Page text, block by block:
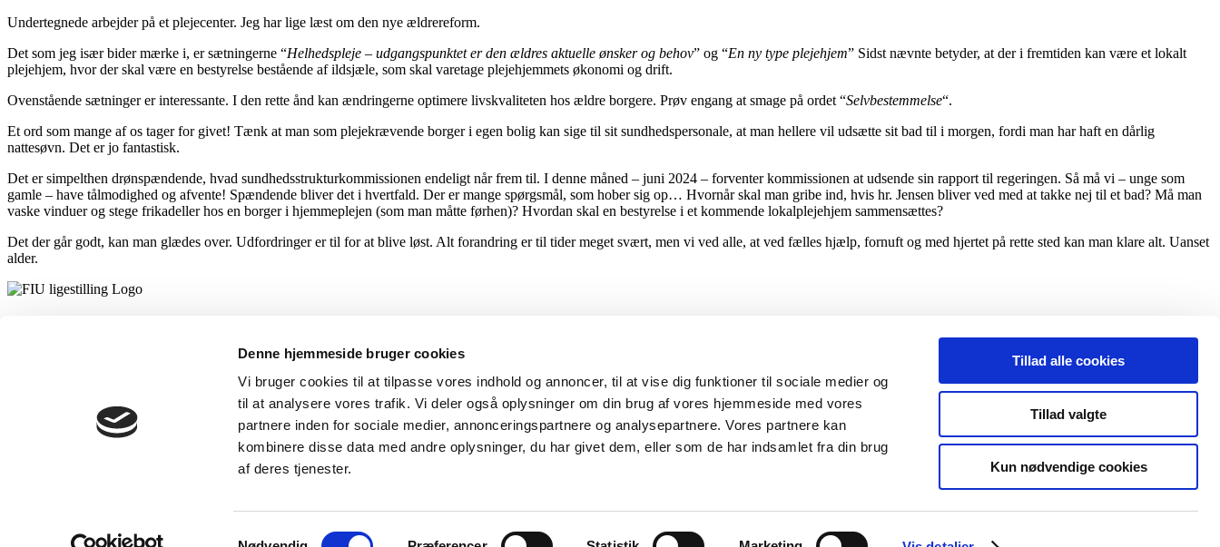
Denne hjemmeside bruger cookies
Vi bruger cookies til at tilpasse vores indhold og annoncer, til at vise dig funktioner til sociale medier og
til at analysere vores trafik. Vi deler også oplysninger om din brug af vores hjemmeside med vores
partnere inden for sociale medier, annonceringspartnere og analysepartnere. Vores partnere kan
kombinere disse data med andre oplysninger, du har givet dem, eller som de har indsamlet fra din brug
af deres tjenester.
Samtykkevalg
Tillad alle cookies
Tillad valgte
Kun nødvendige cookies
Undertegnede arbejder på et plejecenter. Jeg har lige læst om den nye ældrereform.
Det som jeg især bider mærke i, er sætningerne “Helhedspleje – udgangspunktet er den ældres aktuelle ønsker og behov” og “En ny type plejehjem” Sidst nævnte betyder, at der i fremtiden kan være et lokalt
plejehjem, hvor der skal være en bestyrelse bestående af ildsjæle, som skal varetage plejehjemmets økonomi og drift.
Ovenstående sætninger er interessante. I den rette ånd kan ændringerne optimere livskvaliteten hos ældre borgere. Prøv engang at smage på ordet “Selvbestemmelse“.
Et ord som mange af os tager for givet! Tænk at man som plejekrævende borger i egen bolig kan sige til sit sundhedspersonale, at man hellere vil udsætte sit bad til i morgen, fordi man har haft en dårlig
nattesøvn. Det er jo fantastisk.
Det er simpelthen drønspændende, hvad sundhedsstrukturkommissionen endeligt når frem til. I denne måned – juni 2024 – forventer kommissionen at udsende sin rapport til regeringen. Så må vi – unge som
gamle – have tålmodighed og afvente! Spændende bliver det i hvertfald. Der er mange spørgsmål, som hober sig op… Hvornår skal man gribe ind, hvis hr. Jensen bliver ved med at takke nej til et bad? Må man
vaske vinduer og stege frikadeller hos en borger i hjemmeplejen (som man måtte førhen)? Hvordan skal en bestyrelse i et kommende lokalplejehjem sammensættes?
Det der går godt, kan man glædes over. Udfordringer er til for at blive løst. Alt forandring er til tider meget svært, men vi ved alle, at ved fælles hjælp, fornuft og med hjertet på rette sted kan man klare alt. Uanset
alder.
FIU-Ligestilling var et partnerskab mellem